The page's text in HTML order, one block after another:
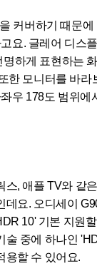
커버하기 때문
요. 글레어 디스
하게 표현하는
한 모니터를 바라
우 178도 범위에
스, 애플 TV와 같
데요. 오디세이
10' 기본 지원
술 중에 하나인
용할 수 있어요.